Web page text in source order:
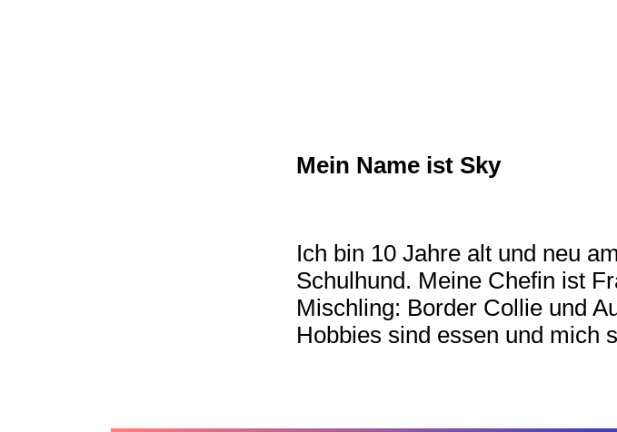
Mein Name ist Sky
Ich bin 10 Jahre alt und neu
Schulhund. Meine Chefin ist
Mischling: Border Collie und
Hobbies sind essen und mich